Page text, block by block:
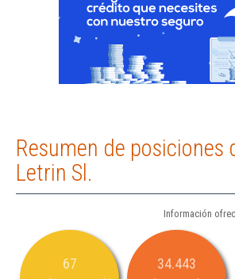
Resumen de posiciones
Letrin Sl.
Información
67 34.443